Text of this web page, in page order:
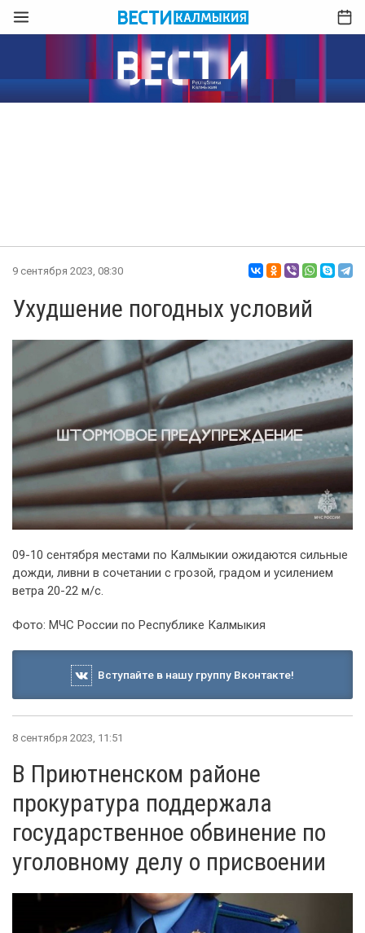
9 сентября 2023, 08:30
Ухудшение погодных условий
09-10 сентября местами по Калмыкии ожидаются сильные
дожди, ливни в сочетании с грозой, градом и усилением
ветра 20-22 м/с.
Фото: МЧС России по Республике Калмыкия
Вступайте в нашу группу Вконтакте!
8 сентября 2023, 11:51
В Приютненском районе
прокуратура поддержала
государственное обвинение по
уголовному делу о присвоении